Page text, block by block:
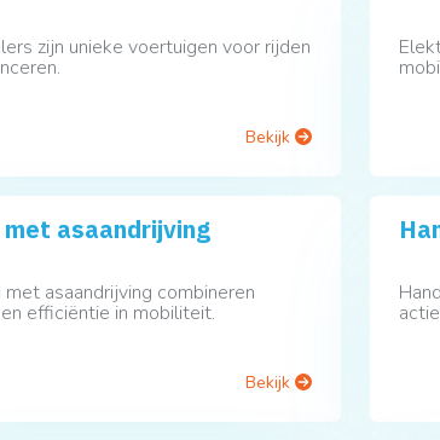
zijn unieke voertuigen voor rijden
Bekijk
asaandrijving
met asaandrijving combineren
efficiëntie in mobiliteit.
Bekijk